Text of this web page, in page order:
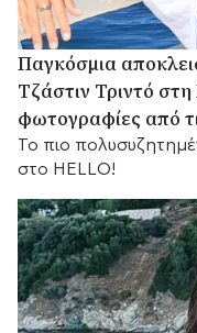
Παγκόσμια
Τζάστιν Τριντό
φωτογραφίες από
Το πιο
στο HELLO!